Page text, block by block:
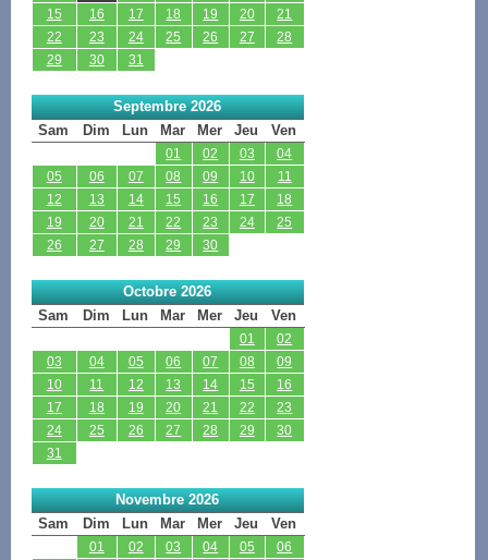
15
16 17 18 19 20
21
22
23 24 25 26 27
28
29
30 31
Septembre 2026
Sam
Dim Lun Mar Mer Jeu Ven
01 02 03
04
05
06 07 08 09 10
11
12
13 14 15 16 17
18
19
20 21 22 23 24
25
26
27 28 29 30
Octobre 2026
Sam
Dim Lun Mar Mer Jeu Ven
01
02
03
04 05 06 07 08
09
10
11 12 13 14 15
16
17
18 19 20 21 22
23
24
25 26 27 28 29
30
31
Novembre 2026
Sam
Dim Lun Mar Mer Jeu Ven
01 02 03 04 05
06